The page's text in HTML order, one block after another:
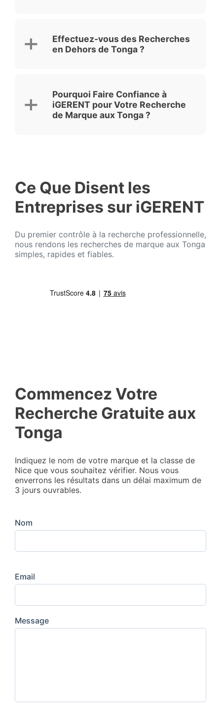
Effectuez-vous des Recherches
en Dehors de Tonga ?
Pourquoi Faire Confiance à
iGERENT pour Votre Recherche
de Marque aux Tonga ?
Ce Que Disent les
Entreprises sur iGERENT
Du premier contrôle à la recherche professionnelle,
nous rendons les recherches de marque aux Tonga
simples, rapides et fiables.
Commencez Votre
Recherche Gratuite aux
Tonga
Indiquez le nom de votre marque et la classe de
Nice que vous souhaitez vérifier. Nous vous
enverrons les résultats dans un délai maximum de
3 jours ouvrables.
Nom
Email
Message